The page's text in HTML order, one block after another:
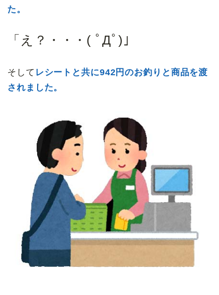
た。
「え？・・・( ﾟДﾟ)」
そして レシートと共に942円のお釣りと商品を渡
されました。